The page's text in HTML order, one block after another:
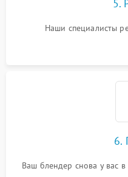
5.
Наши специалисты
6.
Ваш блендер снова у вас